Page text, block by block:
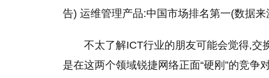
告) 运维管理产品:中国市场排名第一(数据
不太了解ICT行业的朋友可能会觉得,交
是在这两个领域锐捷网络正面“硬刚”的竞争